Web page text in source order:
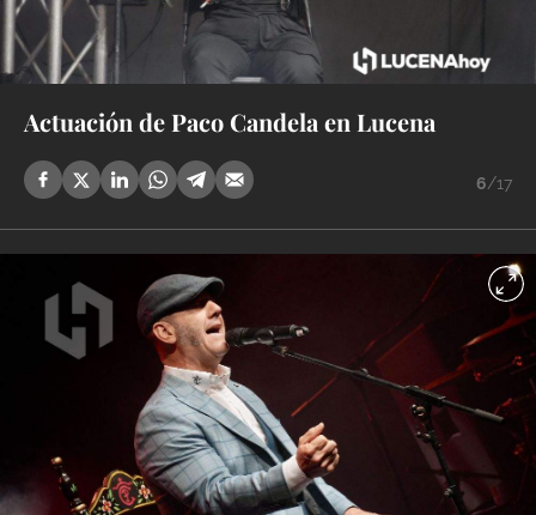
Actuación de Paco Candela en Lucena
6/17